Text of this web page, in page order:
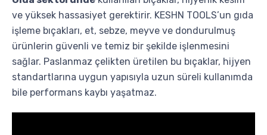
ve yüksek hassasiyet gerektirir. KESHN TOOLS’un gıda
işleme bıçakları, et, sebze, meyve ve dondurulmuş
ürünlerin güvenli ve temiz bir şekilde işlenmesini
sağlar. Paslanmaz çelikten üretilen bu bıçaklar, hijyen
standartlarına uygun yapısıyla uzun süreli kullanımda
bile performans kaybı yaşatmaz.